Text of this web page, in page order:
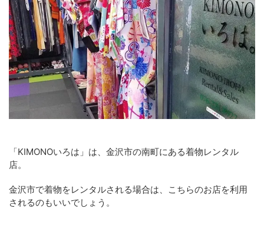
「KIMONOいろは」は、金沢市の南町にある着物レンタル
店。
金沢市で着物をレンタルされる場合は、こちらのお店を利用
されるのもいいでしょう。